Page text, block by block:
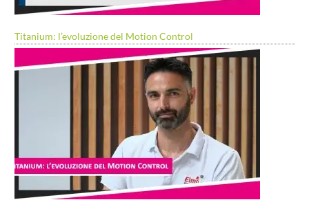
Titanium: l’evoluzione del Motion Control